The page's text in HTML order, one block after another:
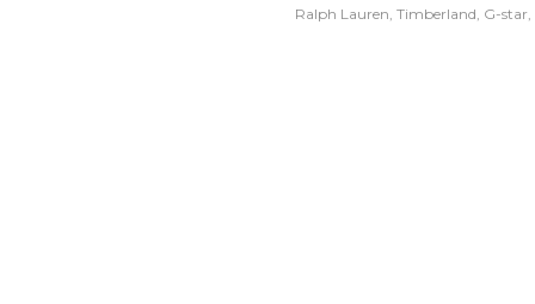
Ralph Lauren, Timberland, G-star,